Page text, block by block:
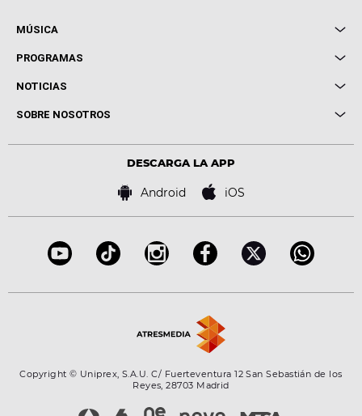
MÚSICA
Local de Ensayo Europa FM
Conciertos
PROGRAMAS
Cuerpos especiales
Locutores Europa FM
NOTICIAS
Cine y Televisión
Virales
SOBRE NOSOTROS
Bases de concursos
DESCARGA LA APP
Android iOS
Copyright © Uniprex, S.A.U. C/ Fuerteventura 12 San Sebastián de los
Reyes, 28703 Madrid